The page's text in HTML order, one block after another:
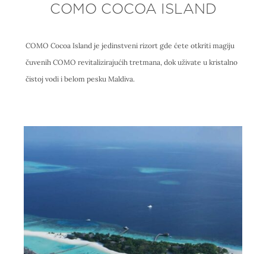
COMO COCOA ISLAND
COMO Cocoa Island je jedinstveni rizort gde ćete otkriti magiju
čuvenih COMO revitalizirajućih tretmana, dok uživate u kristalno
čistoj vodi i belom pesku Maldiva.